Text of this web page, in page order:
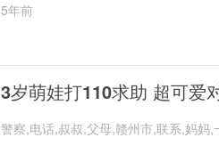
5年前
3岁萌娃打110求助 超可爱
警察,电话,叔叔,父母,赣州市,联系,妈妈,